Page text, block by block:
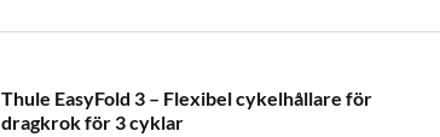
Thule EasyFold 3 – Flexibel cykelhållare för
dragkrok för 3 cyklar